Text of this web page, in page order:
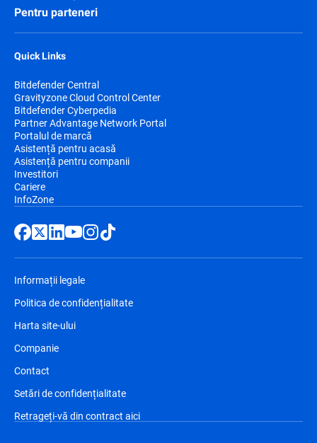
Pentru parteneri
Quick Links
Bitdefender Central
Gravityzone Cloud Control Center
Bitdefender Cyberpedia
Partner Advantage Network Portal
Portalul de marcă
Asistență pentru acasă
Asistență pentru companii
Investitori
Cariere
InfoZone
Informații legale
Politica de confidențialitate
Harta site-ului
Companie
Contact
Setări de confidențialitate
Retrageți-vă din contract aici